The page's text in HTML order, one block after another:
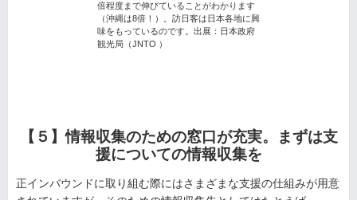
倍程度まで伸びていることがわかります
（沖縄は8倍！）。訪日客は日本各地に興
味をもっているのです。出展：日本政府
観光局（JNTO ）
【５】情報収集のための窓口が充実。まずは支
援についての情報収集を
正インバウンドに取り組む際にはさまざまな支援の仕組みが用意